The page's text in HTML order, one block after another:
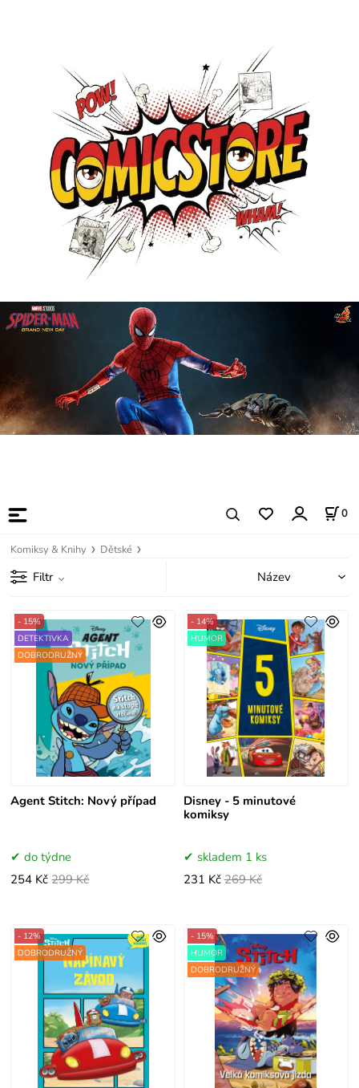
0
Komiksy & Knihy Dětské
Filtr
Agent Stitch: Nový případ
- 15%
DETEKTIVKA
DOBRODRUŽNÝ
do týdne
254 Kč 299 Kč
Disney - 5 minutové
komiksy
- 14%
HUMOR
skladem 1 ks
231 Kč 269 Kč
- 12%
DOBRODRUŽNÝ
- 15%
HUMOR
DOBRODRUŽNÝ